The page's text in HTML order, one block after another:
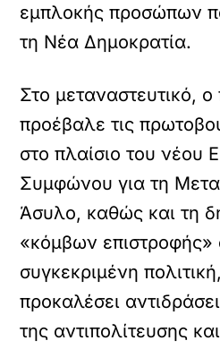
εμπλοκής προσώπων
τη Νέα Δημοκρατία.
Στο μεταναστευτικό,
προέβαλε τις
στο πλαίσιο του νέου
Συμφώνου για τη
Άσυλο, καθώς και τη
«κόμβων επιστροφής»
συγκεκριμένη
προκαλέσει
της αντιπολίτευσης